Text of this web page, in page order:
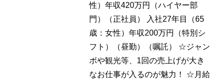
性）年収420万円（ハイヤー部
門）（正社員） 入社27年目（65
歳：女性）年収200万円（特別シ
フト）（昼勤）（嘱託） ☆ジャン
ボや観光等、1回の売上げが大き
なお仕事が入るのが魅力！ ☆月給